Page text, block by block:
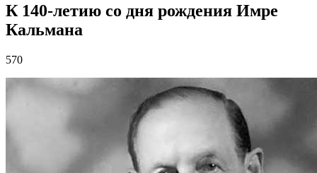
К 140-летию со дня рождения Имре
Кальмана
570